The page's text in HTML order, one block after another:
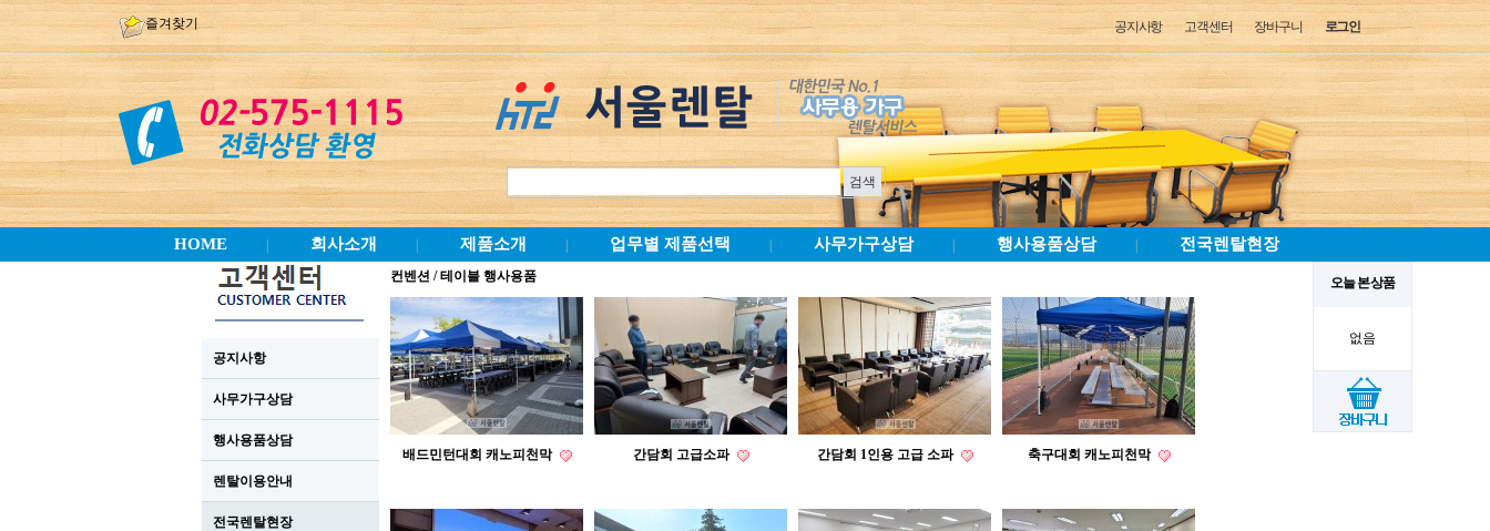
즐겨찾기 로그인
장바구니
고객센터
공지사항
HOME 회사소개 제품소개 업무별 제품선택 사무가구상담 행사용품상담 전국렌탈현장
오늘 본 상품
없음
공지사항
사무가구상담
행사용품상담
렌탈이용안내
전국렌탈현장
컨벤션 / 테이블 행사용품
배드민턴대회 캐노피천막 간담회 고급소파 간담회 1인용 고급 소파 축구대회 캐노피천막